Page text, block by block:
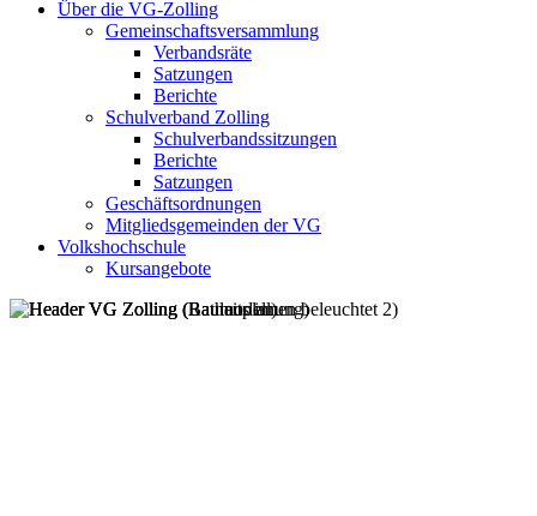
Über die VG-Zolling
Gemeinschaftsversammlung
Verbandsräte
Satzungen
Berichte
Schulverband Zolling
Schulverbandssitzungen
Berichte
Satzungen
Geschäftsordnungen
Mitgliedsgemeinden der VG
Volkshochschule
Kursangebote